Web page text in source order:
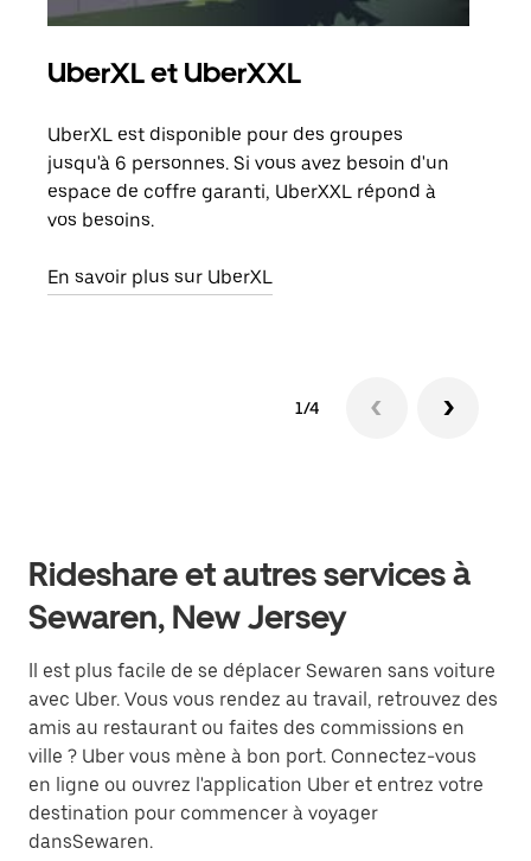
UberXL et UberXXL
UberXL est disponible pour des groupes
jusqu'à 6 personnes. Si vous avez besoin d'un
espace de coffre garanti, UberXXL répond à
vos besoins.
En savoir plus sur UberXL
1/4
Rideshare et autres services à
Sewaren, New Jersey
Il est plus facile de se déplacer Sewaren sans voiture
avec Uber. Vous vous rendez au travail, retrouvez des
amis au restaurant ou faites des commissions en
ville ? Uber vous mène à bon port. Connectez-vous
en ligne ou ouvrez l'application Uber et entrez votre
destination pour commencer à voyager
dansSewaren.